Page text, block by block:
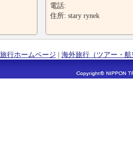
電話:
住所: stary rynek
行ホームページ | 海外旅行（ツアー・航